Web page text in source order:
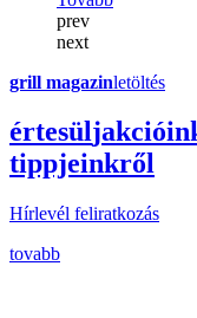
prev
next
grill magazinletöltés
értesülj
tippjeinkről
Hírlevél feliratkozás
tovabb